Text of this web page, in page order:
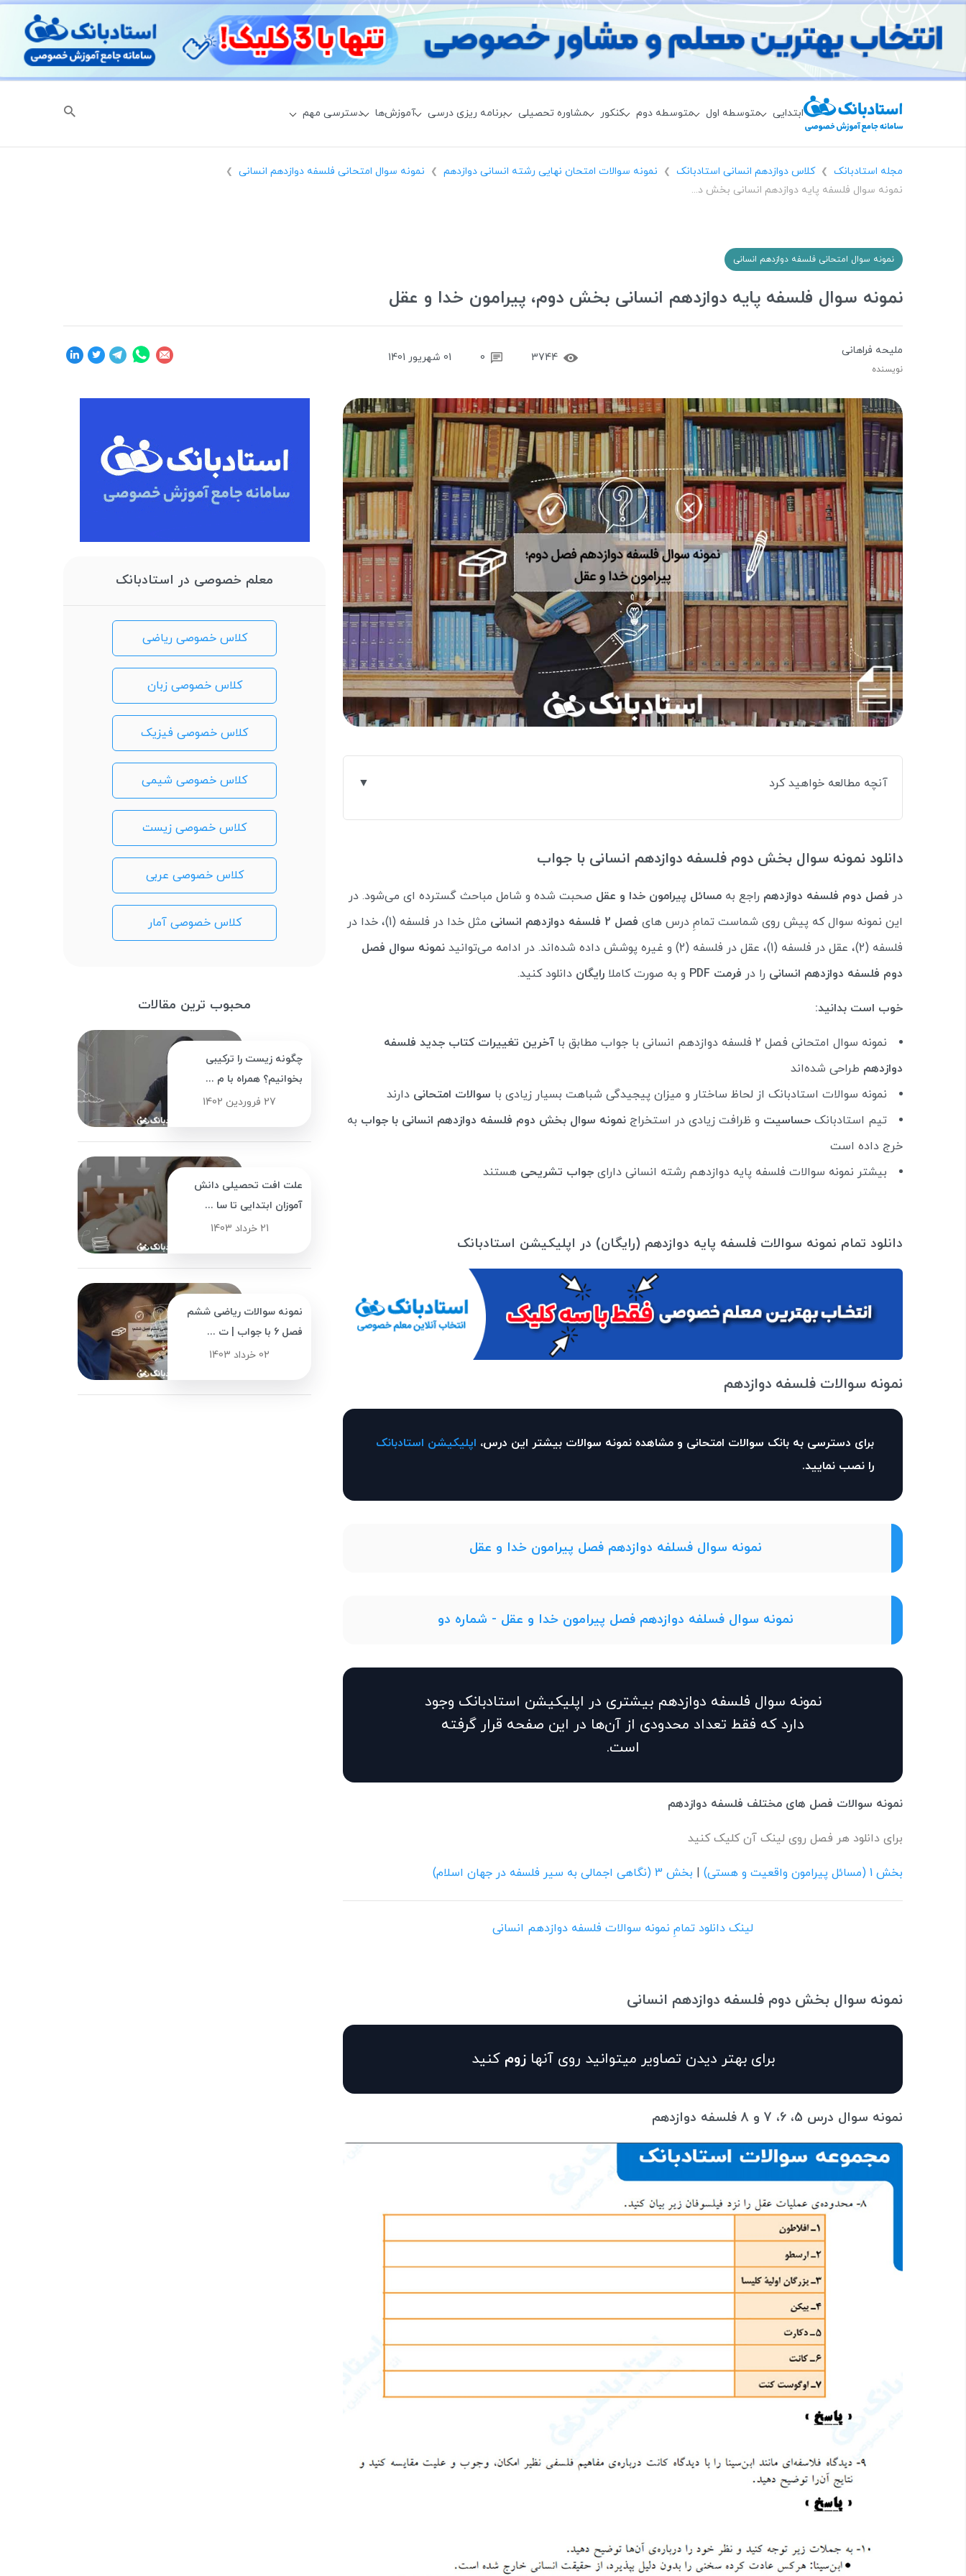
ابتدایی متوسطه اول متوسطه دوم کنکور مشاوره تحصیلی برنامه ریزی درسی آموزش‌ها دسترسی مهم
مجله استادبانک ❯ کلاس دوازدهم انسانی استادبانک ❯ نمونه سوالات امتحان نهایی رشته انسانی دوازدهم ❯ نمونه سوال امتحانی فلسفه دوازدهم انسانی ❯
نمونه سوال فلسفه پایه دوازدهم انسانی بخش دوم، پیرامون خدا و عقل
نمونه سوال امتحانی فلسفه دوازدهم انسانی
نمونه سوال فلسفه پایه دوازدهم انسانی بخش دوم، پیرامون خدا و عقل
ملیحه فراهانی
نویسنده
3744
0 01 شهریور 1401
آنچه مطالعه خواهید کرد
دانلود نمونه سوال بخش دوم فلسفه دوازدهم انسانی با جواب
در فصل دوم فلسفه دوازدهم راجع به مسائل پیرامون خدا و عقل صحبت شده و شامل مباحث گسترده ای می‌شود. در
این نمونه سوال که پیش روی شماست تمامِ درس های فصل 2 فلسفه دوازدهم انسانی
مثل خدا در فلسفه (1)، خدا در
فلسفه (2)، عقل در فلسفه (1)، عقل در فلسفه (2) و غیره پوشش داده شده‌اند. در ادامه می‌توانید
نمونه سوال فصل
دوم فلسفه دوازدهم انسانی را در فرمت PDF و به صورت کاملا رایگان دانلود کنید.
خوب است بدانید:
نمونه سوال امتحانی فصل 2 فلسفه دوازدهم انسانی با جواب مطابق با
آخرین تغییرات کتاب جدید فلسفه
دوازدهم طراحی شده‌اند
نمونه سوالات استادبانک از لحاظ ساختار و میزان پیجیدگی شباهت بسیار زیادی با سوالات امتحانی دارند
تیم استادبانک حساسیت و ظرافت زیادی در استخراج نمونه سوال بخش دوم فلسفه دوازدهم انسانی با جواب به
خرج داده است
بیشتر نمونه سوالات فلسفه پایه دوازدهم رشته انسانی دارای جواب تشریحی هستند
دانلود تمام نمونه سوالات فلسفه پایه دوازدهم (رایگان) در اپلیکیشن استادبانک
نمونه سوالات فلسفه دوازدهم
برای دسترسی به بانک سوالات امتحانی و مشاهده نمونه سوالات بیشتر این درس، اپلیکیشن استادبانک
را نصب نمایید.
نمونه سوال فسلفه دوازدهم فصل پیرامون خدا و عقل
نمونه سوال فسلفه دوازدهم فصل پیرامون خدا و عقل - شماره دو
نمونه سوال فلسفه دوازدهم بیشتری در اپلیکیشن استادبانک وجود
دارد که فقط تعداد محدودی از آن‌ها در این صفحه قرار گرفته
است.
نمونه سوالات فصل های مختلف فلسفه دوازدهم
برای دانلود هر فصل روی لینک آن کلیک کنید
بخش 1 (مسائل پیرامون واقعیت و هستی) بخش 3 (نگاهی اجمالی به سیر فلسفه در جهان اسلام)
لینک دانلود تمامِ نمونه سوالات فلسفه دوازدهم انسانی
نمونه سوال بخش دوم فلسفه دوازدهم انسانی
برای بهتر دیدن تصاویر میتوانید روی آنهازوم کنید
نمونه سوال درس 5، 6، 7 و 8 فلسفه دوازدهم
معلم خصوصی در استادبانک
کلاس خصوصی ریاضی
کلاس خصوصی زبان
کلاس خصوصی فیزیک
کلاس خصوصی شیمی
کلاس خصوصی زیست
کلاس خصوصی عربی
کلاس خصوصی آمار
محبوب ترین مقالات
چگونه زیست را ترکیبی
بخوانیم؟ همراه با م ...
27 فروردین 1402
علت افت تحصیلی دانش
آموزان ابتدایی تا سا ...
21 خرداد 1403
نمونه سوالات ریاضی ششم
فصل 6 با جواب | ت ...
02 خرداد 1403